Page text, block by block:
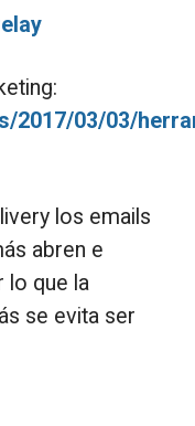
2017/03/03/
los emails
abren e
lo que la
se evita ser